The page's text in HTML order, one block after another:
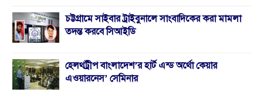
চট্টগ্রামে সাইবার ট্রাইবুনালে সাংবাদিকের করা মামলা
তদন্ত করবে সিআইডি
হেলথট্রীপ বাংলাদেশ’র হার্ট এন্ড অর্থো কেয়ার
এওয়ারনেস’ সেমিনার